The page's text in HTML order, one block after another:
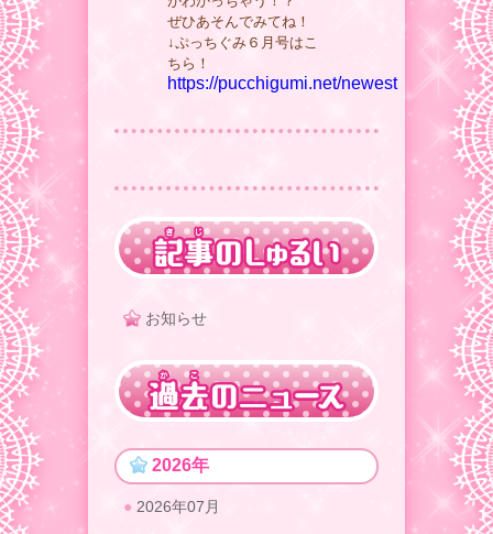
ぜひあそんでみてね！
↓ぷっちぐみ６月号はこ
ちら！
https://pucchigumi.net/newest
お知らせ
2026年
2026年07月